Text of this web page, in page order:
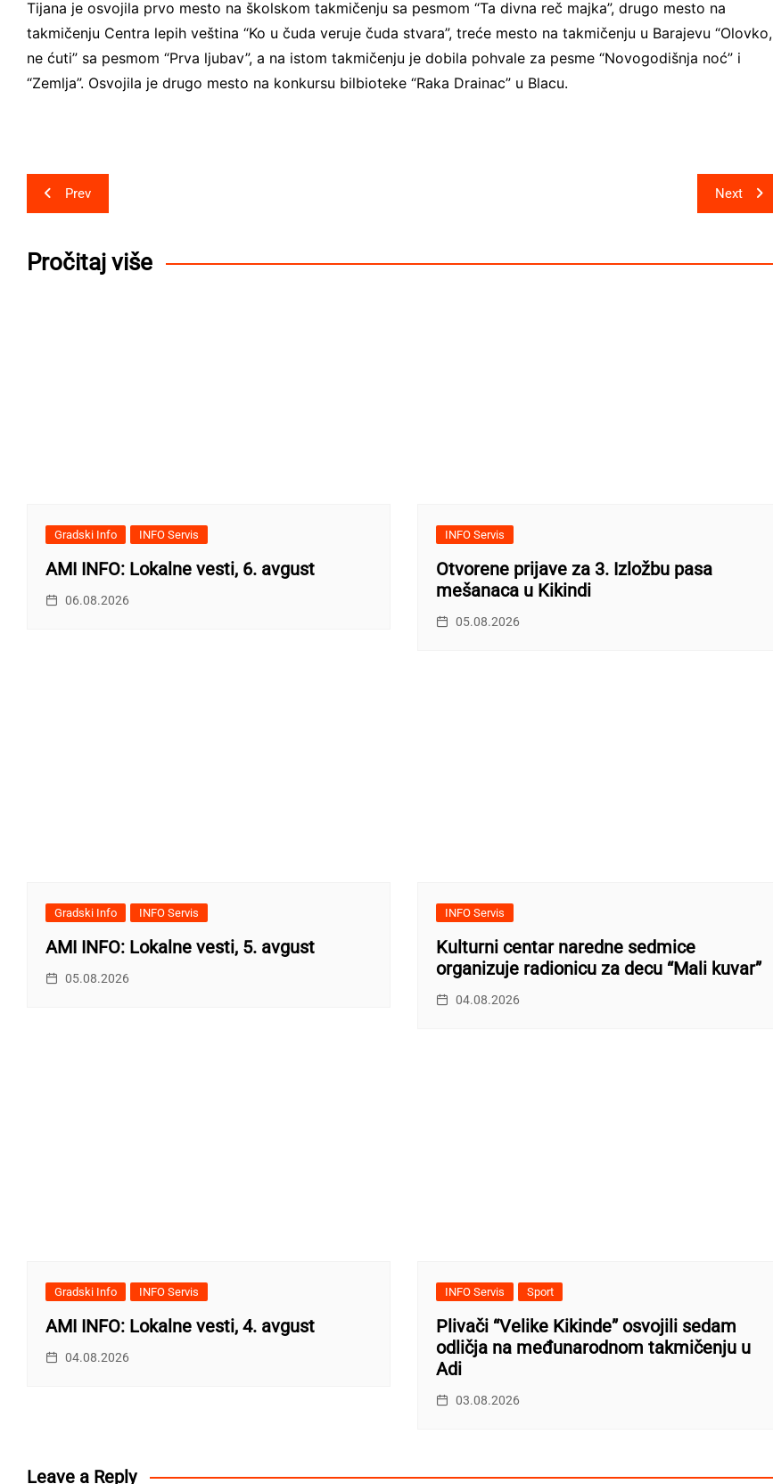
Tijana je osvojila prvo mesto na školskom takmičenju sa pesmom “Ta divna reč majka”, drugo mesto na
takmičenju Centra lepih veština “Ko u čuda veruje čuda stvara”, treće mesto na takmičenju u Barajevu “Olovko,
ne ćuti” sa pesmom “Prva ljubav”, a na istom takmičenju je dobila pohvale za pesme “Novogodišnja noć” i
“Zemlja”. Osvojila je drugo mesto na konkursu bilbioteke “Raka Drainac” u Blacu.
Post
navigation
Prev Next
Pročitaj više
Gradski Info INFO Servis
AMI INFO: Lokalne vesti, 6. avgust
06.08.2026
INFO Servis
Otvorene prijave za 3. Izložbu pasa
mešanaca u Kikindi
05.08.2026
Gradski Info INFO Servis
AMI INFO: Lokalne vesti, 5. avgust
05.08.2026
INFO Servis
Kulturni centar naredne sedmice
organizuje radionicu za decu “Mali kuvar”
04.08.2026
Gradski Info INFO Servis
AMI INFO: Lokalne vesti, 4. avgust
04.08.2026
INFO Servis Sport
Plivači “Velike Kikinde” osvojili sedam
odličja na međunarodnom takmičenju u
Adi
03.08.2026
Leave a Reply